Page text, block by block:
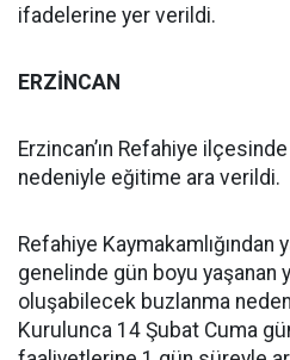
ifadelerine yer verildi.
ERZİNCAN
Erzincan’ın Refahiye
nedeniyle eğitime ara verildi.
Refahiye Kaymakamlığından
genelinde gün boyu yaşanan
oluşabilecek buzlanma
Kurulunca 14 Şubat Cuma